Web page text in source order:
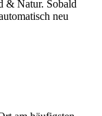
& Natur. Sobald
neu